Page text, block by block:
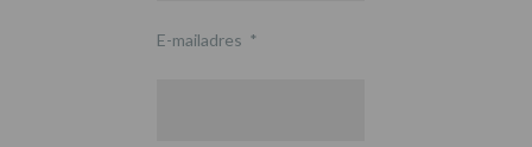
E-mailadres *